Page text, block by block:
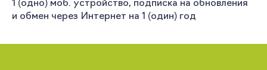
1 (одно) моб. устройство, подписка на обновления
и обмен через Интернет на 1 (один) год